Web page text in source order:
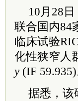
10月28
联合国内84
临床试验
化性狭窄人
y(IF 59.935)
据悉，该